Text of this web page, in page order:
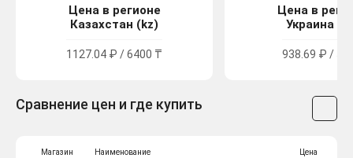
Цена в регионе
Казахстан (kz)
1127.04 ₽ / 6400 ₸
Цена в
Украина
938.69 ₽ /
Сравнение цен и где купить
Магазин Наименование Цена